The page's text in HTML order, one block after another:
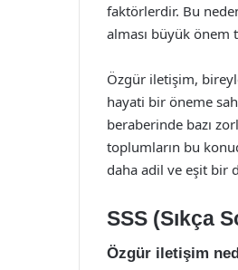
faktörlerdir. Bu
alması büyük önem
Özgür iletişim,
hayati bir öneme
beraberinde bazı
toplumların bu
daha adil ve eşit bir
SSS (Sıkça
Özgür iletişim